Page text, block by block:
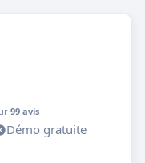
99 avis
Démo gratuite